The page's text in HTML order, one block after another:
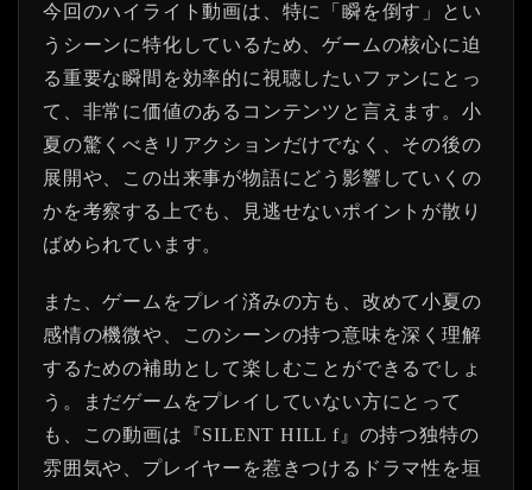
今回のハイライト動画は、特に「瞬を倒す」とい
うシーンに特化しているため、ゲームの核心に迫
る重要な瞬間を効率的に視聴したいファンにとっ
て、非常に価値のあるコンテンツと言えます。小
夏の驚くべきリアクションだけでなく、その後の
展開や、この出来事が物語にどう影響していくの
かを考察する上でも、見逃せないポイントが散り
ばめられています。
また、ゲームをプレイ済みの方も、改めて小夏の
感情の機微や、このシーンの持つ意味を深く理解
するための補助として楽しむことができるでしょ
う。まだゲームをプレイしていない方にとって
も、この動画は『SILENT HILL f』の持つ独特の
雰囲気や、プレイヤーを惹きつけるドラマ性を垣